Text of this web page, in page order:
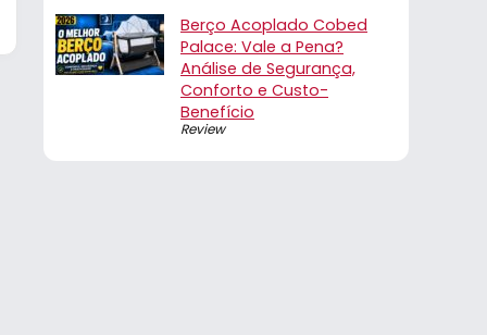
Berço Acoplado Cobed
Palace: Vale a Pena?
Análise de Segurança,
Conforto e Custo-
Benefício
Review